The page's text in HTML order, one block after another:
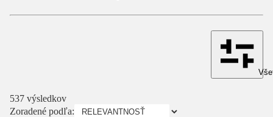
537 výsledkov
Zoradené podľa: